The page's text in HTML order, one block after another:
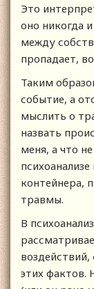
Это
оно никогда
между
пропадает,
Таким
событие, а
мыслить о
назвать
меня, а что
контейнера,
травмы.
В
этих фактов.